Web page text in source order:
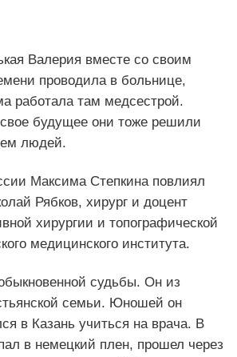
Валерия вместе со своим
проводила в больнице,
работала там медсестрой.
будущее они тоже решили
людей.
Максима Степкина повлиял
Рябков, хирург и доцент
хирургии и топографической
медицинского института.
судьбы. Он из
семьи. Юношей он
в Казань учиться на врача. В
в немецкий плен, прошел через